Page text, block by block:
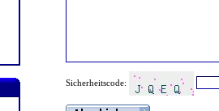
Sicherheitscode: